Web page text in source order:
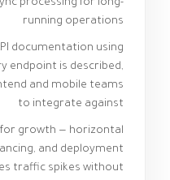
processing for long-
running operations
documentation using
endpoint is described,
and mobile teams
to integrate against
growth — horizontal
and deployment
traffic spikes without